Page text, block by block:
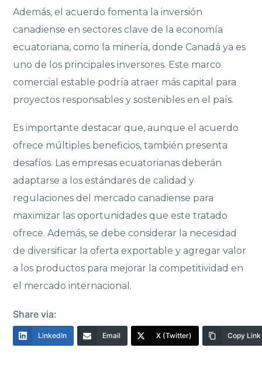
Además, el acuerdo fomenta la inversión
canadiense en sectores clave de la economía
ecuatoriana, como la minería, donde Canadá ya es
uno de los principales inversores. Este marco
comercial estable podría atraer más capital para
proyectos responsables y sostenibles en el país.
Es importante destacar que, aunque el acuerdo
ofrece múltiples beneficios, también presenta
desafíos. Las empresas ecuatorianas deberán
adaptarse a los estándares de calidad y
regulaciones del mercado canadiense para
maximizar las oportunidades que este tratado
ofrece. Además, se debe considerar la necesidad
de diversificar la oferta exportable y agregar valor
a los productos para mejorar la competitividad en
el mercado internacional.
Share via:
LinkedIn Email X (Twitter) Copy Link